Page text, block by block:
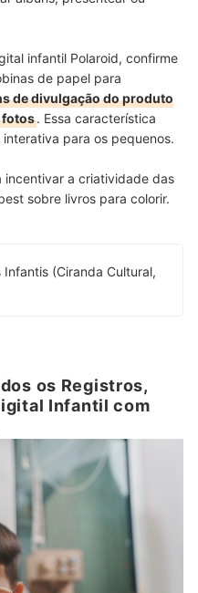
infantil Polaroid, confirme
de papel para
de divulgação do produto
fotos. Essa característica
para os pequenos.
incentivar a criatividade das
sobre livros para colorir.
Cultural,
os Registros,
Infantil com